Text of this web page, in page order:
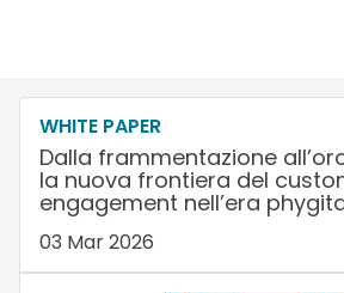
WHITE PAPER
Dalla frammentazione
la nuova frontiera del
engagement nell’era
03 Mar 2026